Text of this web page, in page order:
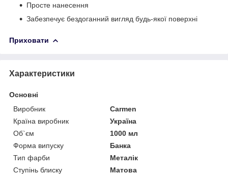
Просте нанесення
Забезпечує бездоганний вигляд будь-якої поверхні
Приховати
Характеристики
Основні
Виробник
Carmen
Країна виробник
Україна
Об`єм
1000 мл
Форма випуску
Банка
Тип фарби
Металік
Ступінь блиску
Матова